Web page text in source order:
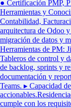
● Certificación PMP,
Herramientas y
Contabilidad,
arquitectura de Odoo
migración de datos y
Herramientas de PM:
Tableros de control y
de backlog, sprints y
documentación y
Teams. ▸ Capacidad
cumple con los